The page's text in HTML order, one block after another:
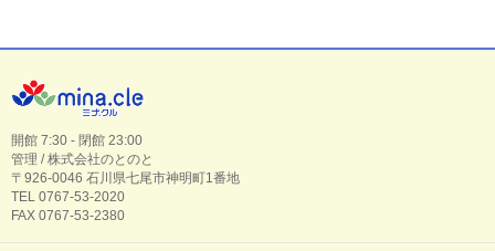
開館 7:30 - 閉館 23:00
管理 / 株式会社のとのと
〒926-0046 石川県七尾市神明町1番地
TEL 0767-53-2020
FAX 0767-53-2380